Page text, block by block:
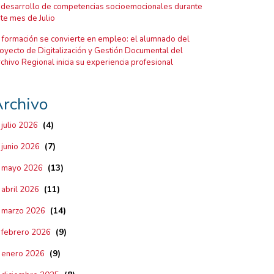
de competencias socioemocionales durante
mes de Julio
formación se convierte en empleo: el alumnado del
de Digitalización y Gestión Documental del
Regional inicia su experiencia profesional
julio 2026 (4)
junio 2026 (7)
mayo 2026 (13)
abril 2026 (11)
marzo 2026 (14)
febrero 2026 (9)
enero 2026 (9)